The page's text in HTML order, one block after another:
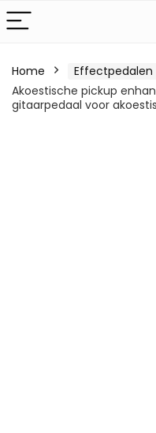
Home Effectpedalen
Akoestische pickup
gitaarpedaal voor